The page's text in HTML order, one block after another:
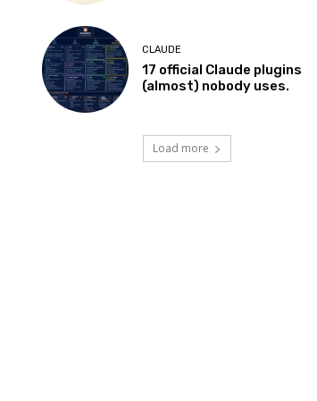
CLAUDE
17 official Claude plugins
(almost) nobody uses.
Load more